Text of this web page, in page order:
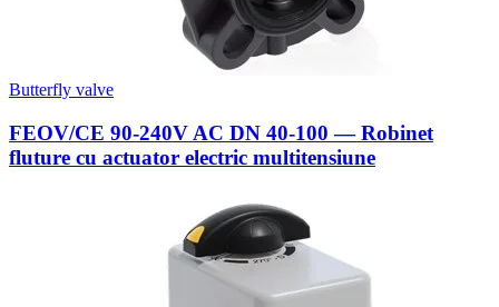
Butterfly valve
FEOV/CE 90-240V AC DN 40-100 — Robinet
fluture cu actuator electric multitensiune